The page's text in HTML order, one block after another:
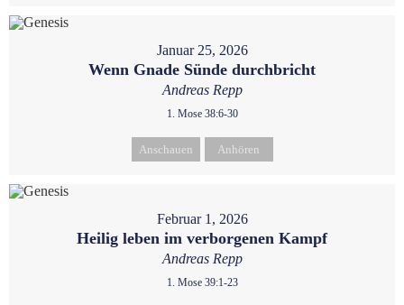
Januar 25, 2026
Wenn Gnade Sünde durchbricht
Andreas Repp
1. Mose 38:6-30
Anschauen Anhören
Februar 1, 2026
Heilig leben im verborgenen Kampf
Andreas Repp
1. Mose 39:1-23